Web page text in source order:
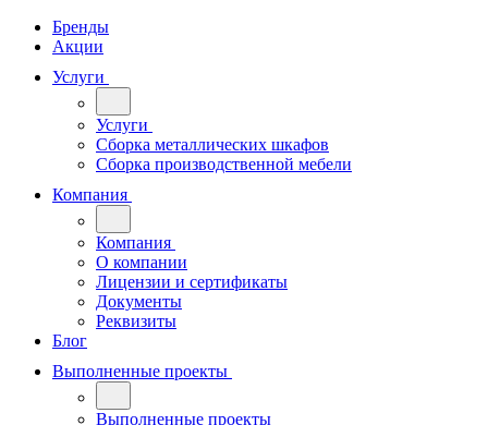
Бренды
Акции
Услуги
Услуги
Сборка металлических шкафов
Сборка производственной мебели
Компания
Компания
О компании
Лицензии и сертификаты
Документы
Реквизиты
Блог
Выполненные проекты
Выполненные проекты